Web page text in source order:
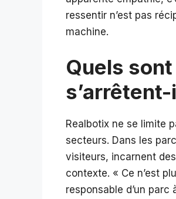
ressentir n’est pas
machine.
Quels
s’arrêtent-
Realbotix ne se limite
secteurs. Dans les
visiteurs, incarnent
contexte. « Ce n’est
responsable d’un